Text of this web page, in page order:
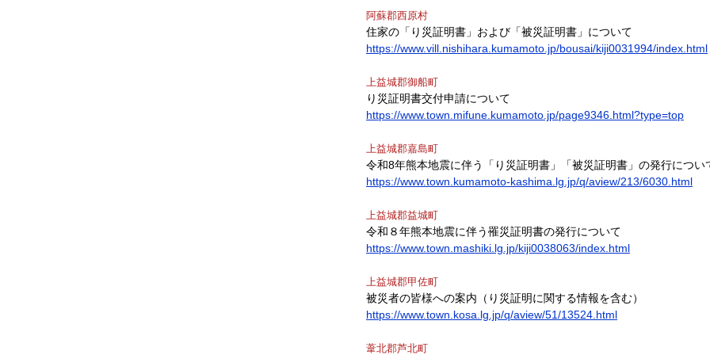
阿蘇郡西原村
住家の「り災証明書」および「被災証明書」について
https://www.vill.nishihara.kumamoto.jp/bousai/kiji0031994/index.html
上益城郡御船町
り災証明書交付申請について
https://www.town.mifune.kumamoto.jp/page9346.html?type=top
上益城郡嘉島町
令和8年熊本地震に伴う「り災証明書」「被災証明書」の発行につい
https://www.town.kumamoto-kashima.lg.jp/q/aview/213/6030.html
上益城郡益城町
令和８年熊本地震に伴う罹災証明書の発行について
https://www.town.mashiki.lg.jp/kiji0038063/index.html
上益城郡甲佐町
被災者の皆様への案内（り災証明に関する情報を含む）
https://www.town.kosa.lg.jp/q/aview/51/13524.html
葦北郡芦北町